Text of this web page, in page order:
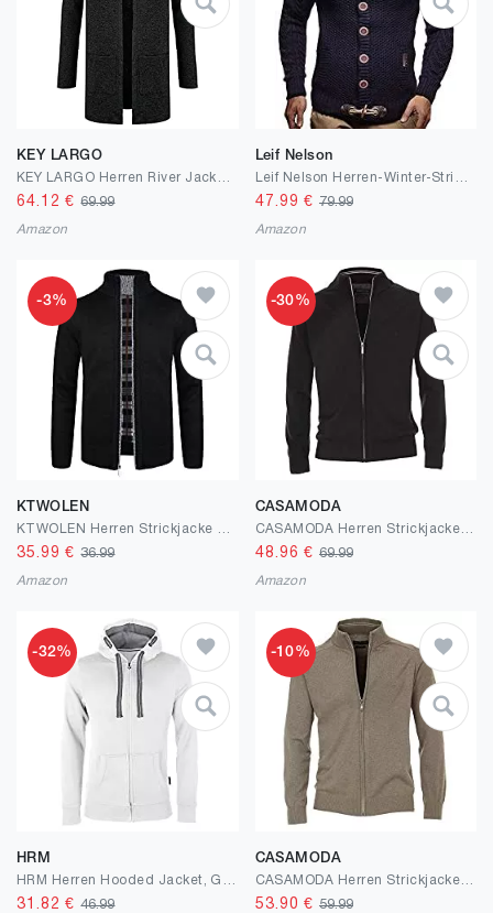
KEY LARGO
64.12 €69.99
Amazon
Leif Nelson
47.99 € 79.99
Amazon
-3%
KTWOLEN
35.99 €36.99
Amazon
-30%
CASAMODA
48.96 € 69.99
Amazon
-32%
HRM
31.82 €46.99
-10%
CASAMODA
53.90 € 59.99